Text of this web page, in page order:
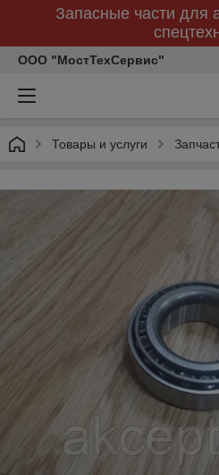
Запасные части для
ООО "МостТехСервис"
Товары и услуги